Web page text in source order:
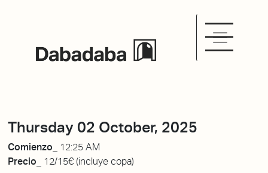
Thursday 02 October, 2025
Comienzo_
12:25 AM
Precio_
12/15€ (incluye copa)